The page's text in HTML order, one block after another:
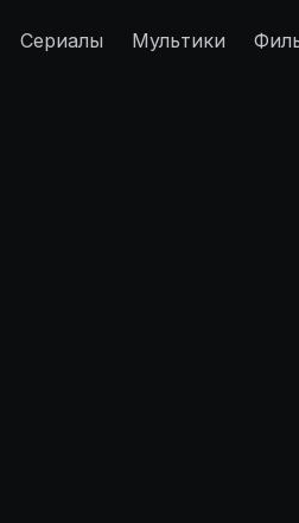
Сериалы Мультики